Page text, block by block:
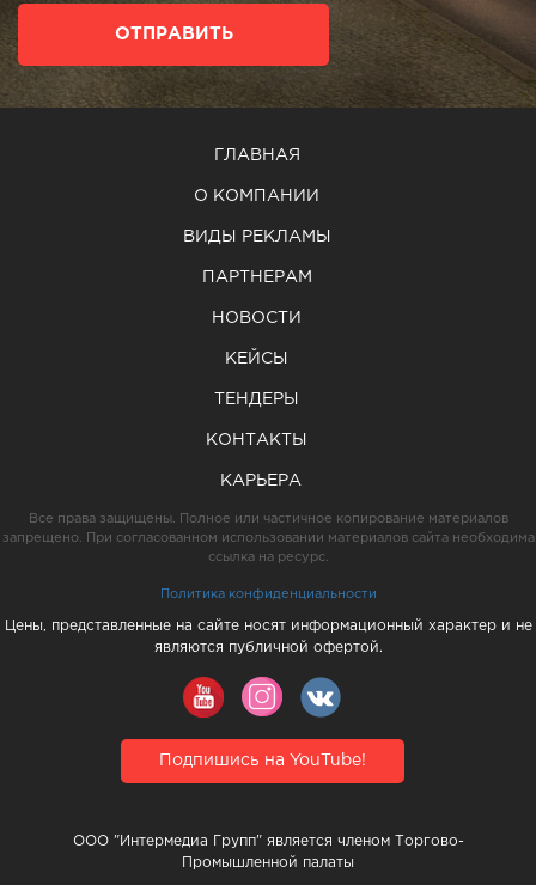
ОТПРАВИТЬ
ГЛАВНАЯ
О КОМПАНИИ
ВИДЫ РЕКЛАМЫ
ПАРТНЕРАМ
НОВОСТИ
КЕЙСЫ
ТЕНДЕРЫ
КОНТАКТЫ
КАРЬЕРА
Все права защищены. Полное или частичное копирование материалов
запрещено. При согласованном использовании материалов сайта необходима
ссылка на ресурс.
Политика конфиденциальности
Цены, представленные на сайте носят информационный характер и не
являются публичной офертой.
Подпишись на YouTube!
ООО "Интермедиа Групп" является членом Торгово-
Промышленной палаты